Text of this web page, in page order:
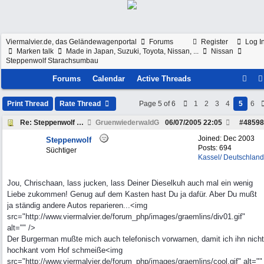
Register Log
Viermalvier.de, das Geländewagenportal
Forums
Marken talk
Made in Japan, Suzuki, Toyota, Nissan, ...
Nissan
Steppenwolf Starachsumbau
Forums Calendar Active Threads
Print Thread Rate Thread Page 5 of 6 1 2 3 4 5 6
Re: Steppenwolf Starachsumbau GruenwiederwaldG #48598
06/07/2005 22:05
Joined: Dec 2003
Posts: 694
Kassel/ Deutschland
Steppenwolf
Süchtiger
Jou, Chrischaan, lass jucken, lass Deiner Dieselkuh auch mal ein wenig
Liebe zukommen! Genug auf dem Kasten hast Du ja dafür. Aber Du mußt
ja ständig andere Autos reparieren...<img
src="http://www.viermalvier.de/forum_php/images/graemlins/div01.gif"
alt="" />
Der Burgerman mußte mich auch telefonisch vorwarnen, damit ich ihn nicht
hochkant vom Hof schmeiße<img
src="http://www.viermalvier.de/forum_php/images/graemlins/cool.gif" alt=""